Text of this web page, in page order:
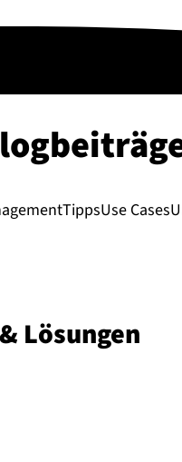
TippsUse Cases
Lösungen